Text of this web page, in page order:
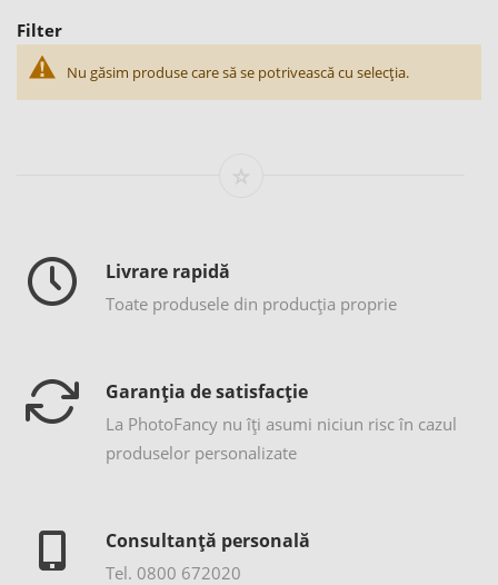
Filter
Nu găsim produse care să se potrivească cu selecția.
Livrare rapidă
Toate produsele din producția proprie
Garanția de satisfacție
La PhotoFancy nu îţi asumi niciun risc în cazul
produselor personalizate
Consultanță personală
Tel. 0800 672020